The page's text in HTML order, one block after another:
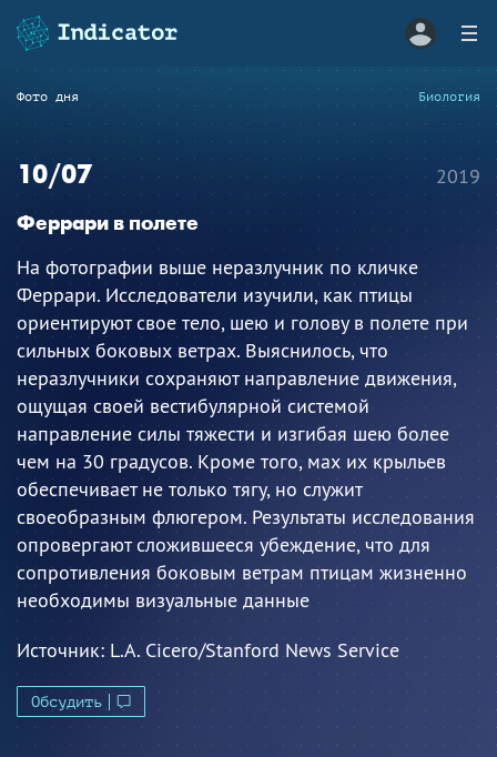
Фото дня Биология
10/07
Феррари в полете
На фотографии выше неразлучник по кличке
Феррари. Исследователи изучили, как птицы
ориентируют свое тело, шею и голову в полете при
сильных боковых ветрах. Выяснилось, что
неразлучники сохраняют направление движения,
ощущая своей вестибулярной системой
направление силы тяжести и изгибая шею более
чем на 30 градусов. Кроме того, мах их крыльев
обеспечивает не только тягу, но служит
своеобразным флюгером. Результаты исследования
опровергают сложившееся убеждение, что для
сопротивления боковым ветрам птицам жизненно
необходимы визуальные данные
Источник:L.A. Cicero/Stanford News Service
Обсудить
2019